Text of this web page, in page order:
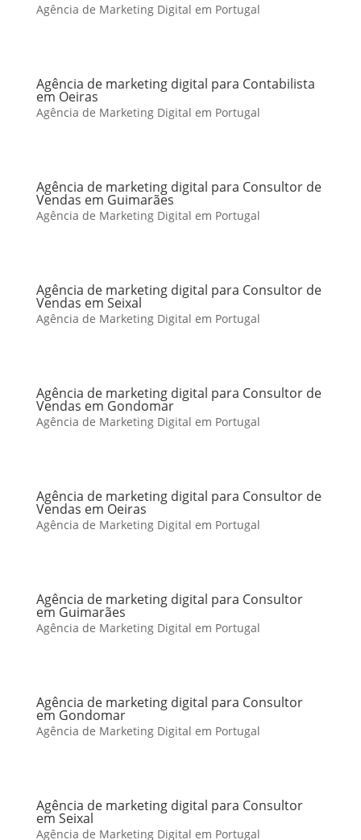
Agência de Marketing Digital em Portugal
Agência de marketing digital para Contabilista
em Oeiras
Agência de Marketing Digital em Portugal
Agência de marketing digital para Consultor de
Vendas em Guimarães
Agência de Marketing Digital em Portugal
Agência de marketing digital para Consultor de
Vendas em Seixal
Agência de Marketing Digital em Portugal
Agência de marketing digital para Consultor de
Vendas em Gondomar
Agência de Marketing Digital em Portugal
Agência de marketing digital para Consultor de
Vendas em Oeiras
Agência de Marketing Digital em Portugal
Agência de marketing digital para Consultor
em Guimarães
Agência de Marketing Digital em Portugal
Agência de marketing digital para Consultor
em Gondomar
Agência de Marketing Digital em Portugal
Agência de marketing digital para Consultor
em Seixal
Agência de Marketing Digital em Portugal